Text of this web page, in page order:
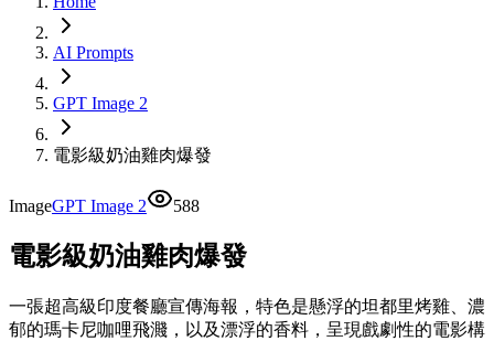
AI Prompts
GPT Image 2
電影級奶油雞肉爆發
ImageGPT Image 2 588
電影級奶油雞肉爆發
一張超高級印度餐廳宣傳海報，特色是懸浮的坦都里烤雞、濃
郁的瑪卡尼咖哩飛濺，以及漂浮的香料，呈現戲劇性的電影構